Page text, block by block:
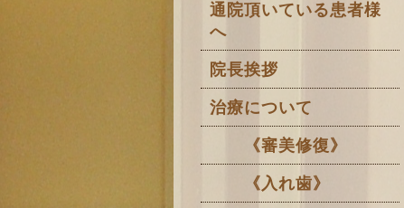
通院頂いている患者様
へ
院長挨拶
治療について
《審美修復》
《入れ歯》